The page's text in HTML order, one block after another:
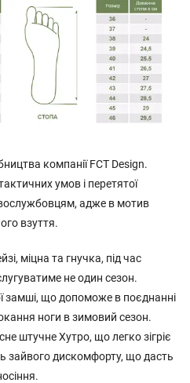
компанії FCT Design.
умов і перетятої
адже в мотив
взуття.
міцна та гнучка, під час
не один сезон.
замші, що допоможе в поєднанні
ноги в зимовий сезон.
штучне Хутро, що легко зігріє
зайвого дискомфорту, що дасть